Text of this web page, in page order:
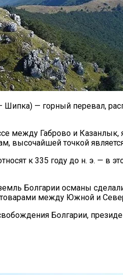
Шипка) — горный перевал,
между Габрово и
высочайшей точкой
к 335 году до н. э. — в
Болгарии османы
между Южной и
Болгарии,